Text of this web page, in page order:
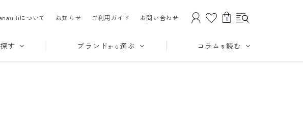
について お知らせ ご利用ガイド お問い合わせ 0
探す ブランド から 選ぶ コラム を読む